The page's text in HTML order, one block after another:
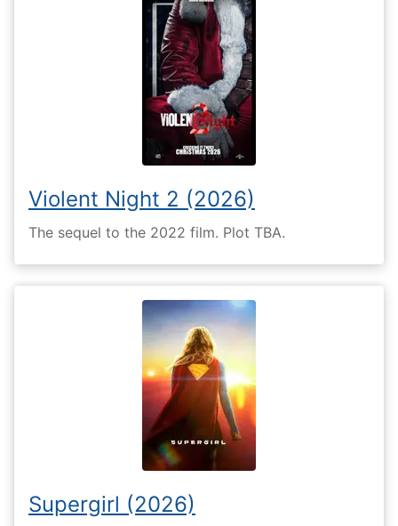
Violent Night 2 (2026)
The sequel to the 2022 film. Plot TBA.
Supergirl (2026)